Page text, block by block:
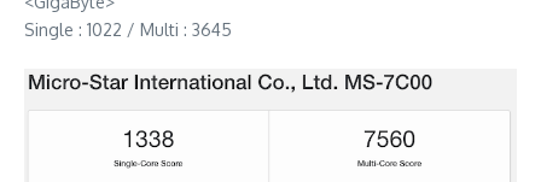
Single : 1022 / Multi : 3645